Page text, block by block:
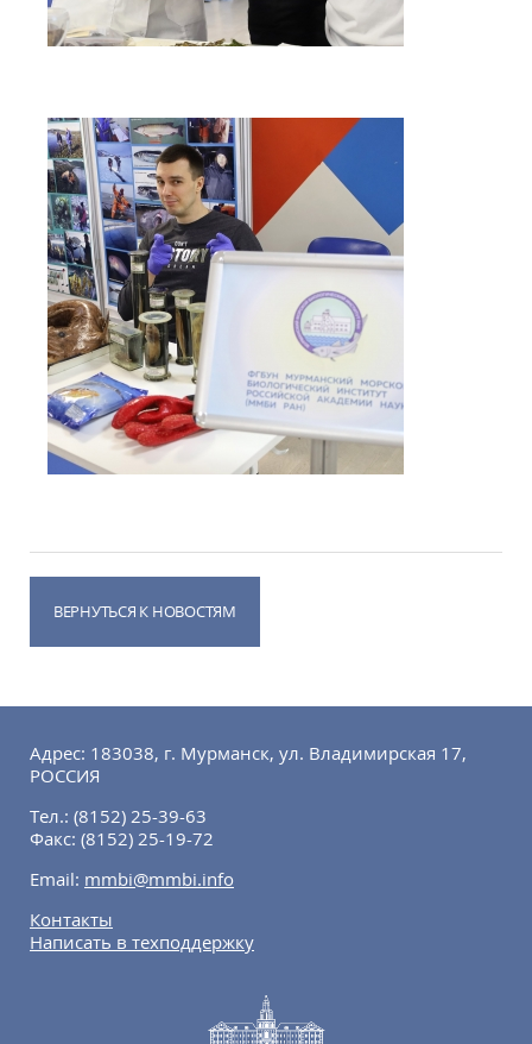
ВЕРНУТЬСЯ К НОВОСТЯМ
Адрес: 183038, г. Мурманск, ул. Владимирская 17,
РОССИЯ
Тел.: (8152) 25-39-63
Факс: (8152) 25-19-72
Email: mmbi@mmbi.info
Контакты
Написать в техподдержку